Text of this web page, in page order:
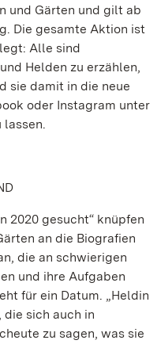
und Gärten und gilt ab
Die gesamte Aktion ist
Alle sind
Helden zu erzählen,
sie damit in die neue
oder Instagram unter
lassen.
2020 gesucht“ knüpfen
an die Biografien
die an schwierigen
und ihre Aufgaben
für ein Datum. „Heldin
die sich auch in
zu sagen, was sie